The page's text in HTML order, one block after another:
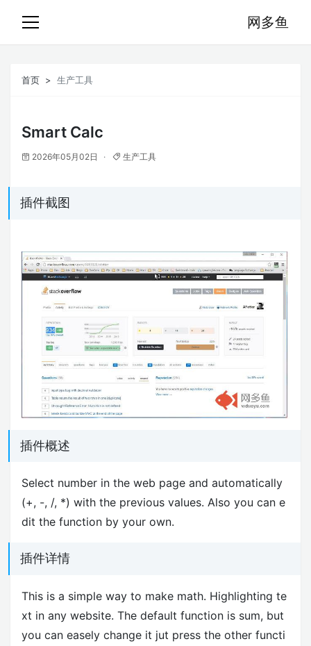
网多鱼
首页 生产工具
Smart Calc
2026年05月02日 生产工具
插件截图
插件概述
Select number in the web page and automatically
(+, -, /, *) with the previous values. Also you can e
dit the function by your own.
插件详情
This is a simple way to make math. Highlighting te
xt in any website. The default function is sum, but
you can easely change it jut press the other functi